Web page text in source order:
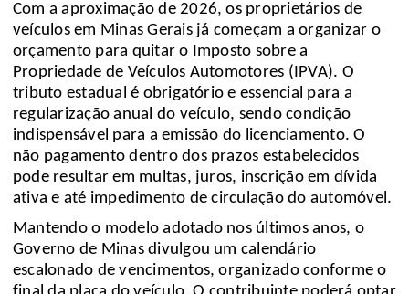
Com a aproximação de 2026, os proprietários de
veículos em Minas Gerais já começam a organizar o
orçamento para quitar o Imposto sobre a
Propriedade de Veículos Automotores (IPVA). O
tributo estadual é obrigatório e essencial para a
regularização anual do veículo, sendo condição
indispensável para a emissão do licenciamento. O
não pagamento dentro dos prazos estabelecidos
pode resultar em multas, juros, inscrição em dívida
ativa e até impedimento de circulação do automóvel.
Mantendo o modelo adotado nos últimos anos, o
Governo de Minas divulgou um calendário
escalonado de vencimentos, organizado conforme o